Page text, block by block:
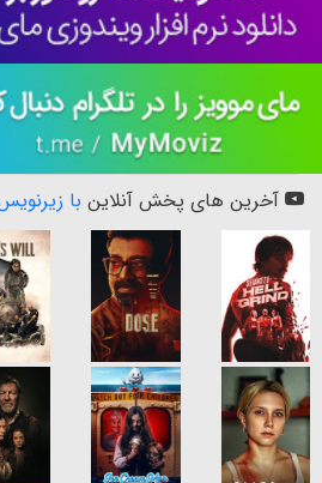
آخرین های پخش آنلاین با